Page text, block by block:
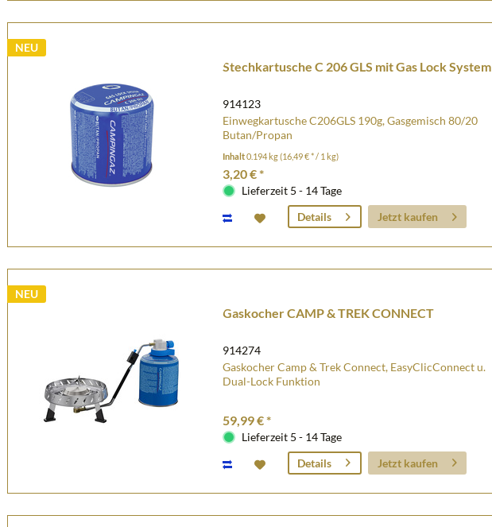
NEU
Stechkartusche C 206 GLS mit Gas Lock System
914123
Einwegkartusche C206GLS 190g, Gasgemisch 80/20
Butan/Propan
Inhalt0.194 kg(16,49 € * / 1 kg)
3,20 € *
Lieferzeit 5 - 14 Tage
Details
Jetzt kaufen
NEU
Gaskocher CAMP & TREK CONNECT
914274
Gaskocher Camp & Trek Connect, EasyClicConnect u.
Dual-Lock Funktion
59,99 € *
Lieferzeit 5 - 14 Tage
Details
Jetzt kaufen